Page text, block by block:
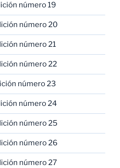
número 19
número 20
número 21
número 22
número 23
número 24
número 25
número 26
número 27